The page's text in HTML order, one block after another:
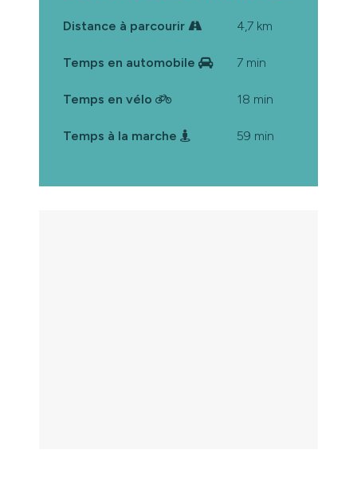
Distance à parcourir 4,7 km
Temps en automobile 7 min
Temps en vélo 18 min
Temps à la marche 59 min